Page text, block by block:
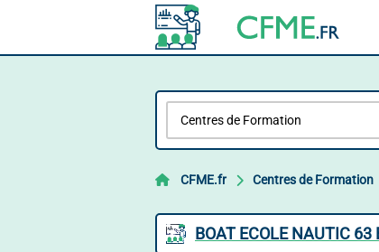
CFME.fr Centres de Formation
BOAT ECOLE NAUTIC 63